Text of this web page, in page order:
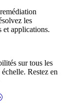
les
et applications.
sur tous les
Restez en